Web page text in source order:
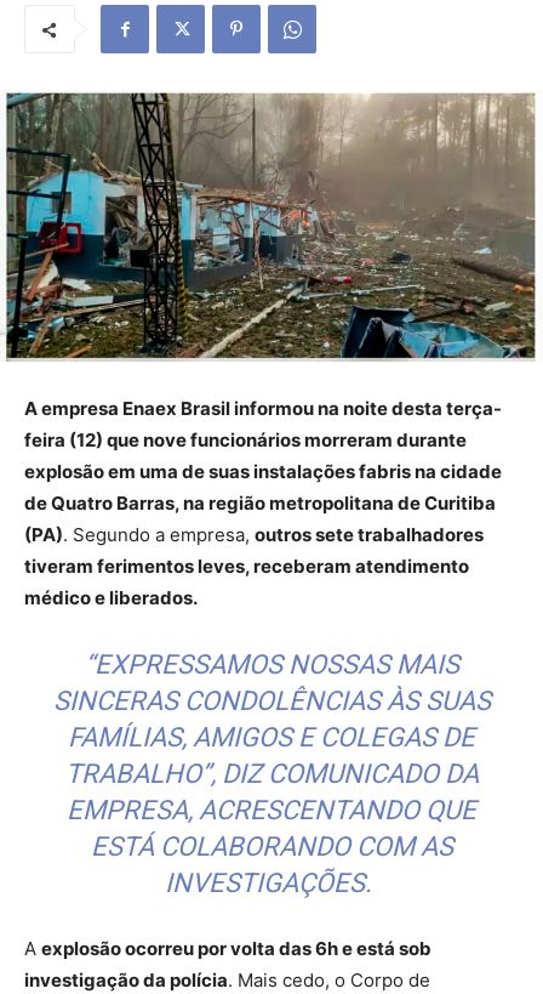
A empresa Enaex Brasil informou na noite desta terça-
feira (12) que nove funcionários morreram durante
explosão em uma de suas instalações fabris na cidade
de Quatro Barras, na região metropolitana de Curitiba
(PA). Segundo a empresa, outros sete trabalhadores
tiveram ferimentos leves, receberam atendimento
médico e liberados.
“EXPRESSAMOS NOSSAS MAIS
SINCERAS CONDOLÊNCIAS ÀS SUAS
FAMÍLIAS, AMIGOS E COLEGAS DE
TRABALHO”, DIZ COMUNICADO DA
EMPRESA, ACRESCENTANDO QUE
ESTÁ COLABORANDO COM AS
INVESTIGAÇÕES.
A explosão ocorreu por volta das 6h e está sob
investigação da polícia. Mais cedo, o Corpo de